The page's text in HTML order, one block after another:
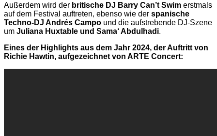
Außerdem wird der britische DJ Barry Can’t Swim erstmals
auf dem Festival auftreten, ebenso wie der spanische
Techno-DJ Andrés Campo und die aufstrebende DJ-Szene
um Juliana Huxtable und Sama‘ Abdulhadi.
Eines der Highlights aus dem Jahr 2024, der Auftritt von
Richie Hawtin, aufgezeichnet von ARTE Concert: